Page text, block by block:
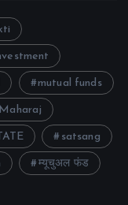
mutual funds
satsang
म्यूचुअल फंड